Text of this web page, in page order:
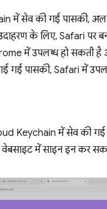
में सेव की गई पासकी,
के लिए, Safari पर
में उपलब्ध हो सकती
गई पासकी, Safari में
Keychain में सेव की
में साइन इन कर